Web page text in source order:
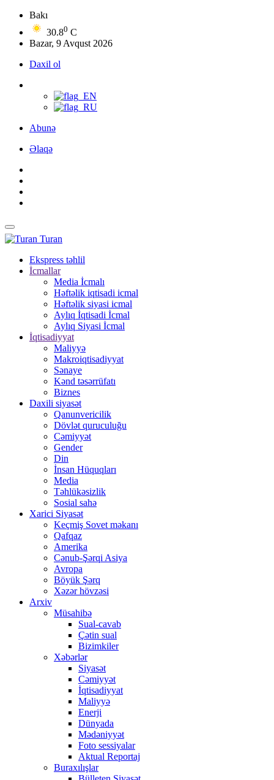
Bakı
30.80 C
Bazar, 9 Avqust 2026
Daxil ol
Abunə
Əlaqə
Turan
Ekspress təhlil
İcmallar
Media İcmalı
Həftəlik iqtisadi icmal
Həftəlik siyasi icmal
Aylıq İqtisadi İcmal
Aylıq Siyasi İcmal
İqtisadiyyat
Maliyyə
Makroiqtisadiyyat
Sənaye
Kənd təsərrüfatı
Biznes
Daxili siyasət
Qanunvericilik
Dövlət quruculuğu
Cəmiyyət
Gender
Din
İnsan Hüquqları
Media
Təhlükəsizlik
Sosial sahə
Xarici Siyasət
Keçmiş Sovet məkanı
Qafqaz
Amerika
Cənub-Şərqi Asiya
Avropa
Böyük Şərq
Xəzər hövzəsi
Arxiv
Müsahibə
Sual-cavab
Çətin sual
Bizimkiler
Xəbərlər
Siyasət
Cəmiyyət
İqtisadiyyat
Maliyyə
Enerji
Dünyada
Mədəniyyət
Foto sessiyalar
Aktual Reportaj
Buraxılışlar